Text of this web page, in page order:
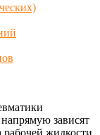
зависят
рабочей жидкости